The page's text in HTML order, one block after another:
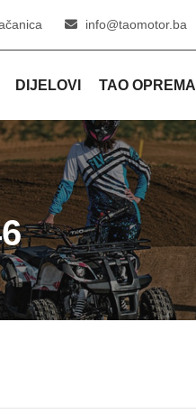
info@taomotor.ba
DIJELOVI TAO OPREMA